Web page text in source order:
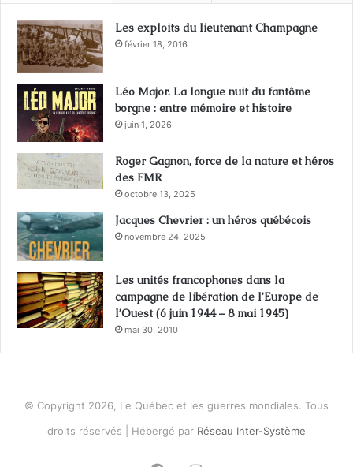
Les exploits du lieutenant Champagne
février 18, 2016
Léo Major. La longue nuit du fantôme
borgne : entre mémoire et histoire
juin 1, 2026
Roger Gagnon, force de la nature et héros
des FMR
octobre 13, 2025
Jacques Chevrier : un héros québécois
novembre 24, 2025
Les unités francophones dans la
campagne de libération de l’Europe de
l’Ouest (6 juin 1944 – 8 mai 1945)
mai 30, 2010
© Copyright 2026, Le Québec et les guerres mondiales. Tous
droits réservés | Hébergé par Réseau Inter-Système